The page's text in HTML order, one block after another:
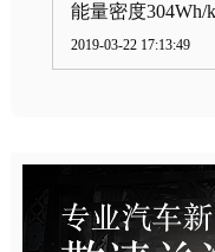
2019-03-22 17:13:49